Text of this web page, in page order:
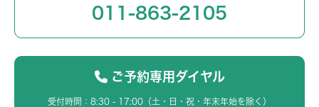
011-863-2105
ご予約専用ダイヤル
受付時間：8:30 - 17:00（土・日・祝・年末年始を除く）